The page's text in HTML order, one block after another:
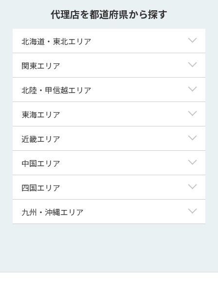
代理店を都道府県から探す
北海道・東北エリア
北海道
青森県
宮城県
秋田県
山形県
関東エリア
東京都
神奈川県
埼玉県
千葉県
茨城県
群馬県
北陸・甲信越エリア
新潟県
富山県
福井県
山梨県
長野県
東海エリア
岐阜県
静岡県
三重県
近畿エリア
滋賀県
京都府
大阪府
兵庫県
和歌山県
中国エリア
鳥取県
島根県
山口県
四国エリア
徳島県
高知県
九州・沖縄エリア